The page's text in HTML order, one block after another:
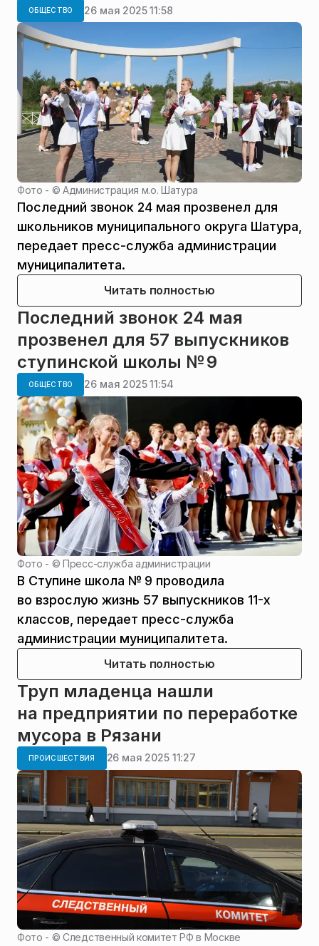
ОБЩЕСТВО 26 мая 2025 11:58
Фото - ©Администрация м.о. Шатура
Последний звонок 24 мая прозвенел для
школьников муниципального округа Шатура,
передает пресс-служба администрации
муниципалитета.
Читать полностью
Последний звонок 24 мая
прозвенел для 57 выпускников
ступинской школы № 9
ОБЩЕСТВО 26 мая 2025 11:54
Фото - ©Пресс-служба администрации
В Ступине школа № 9 проводила
во взрослую жизнь 57 выпускников 11-х
классов, передает пресс-служба
администрации муниципалитета.
Читать полностью
Труп младенца нашли
на предприятии по переработке
мусора в Рязани
ПРОИСШЕСТВИЯ 26 мая 2025 11:27
Фото - ©Следственный комитет РФ в Москве